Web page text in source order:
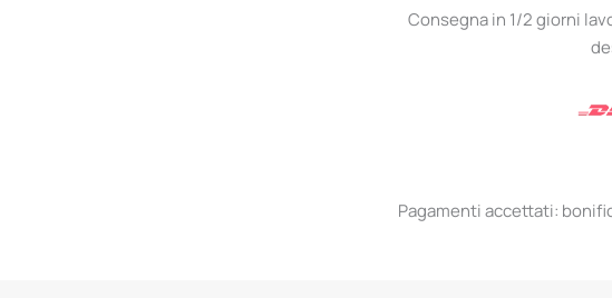
Consegna in 1/2 giorni
Pagamenti accettati: